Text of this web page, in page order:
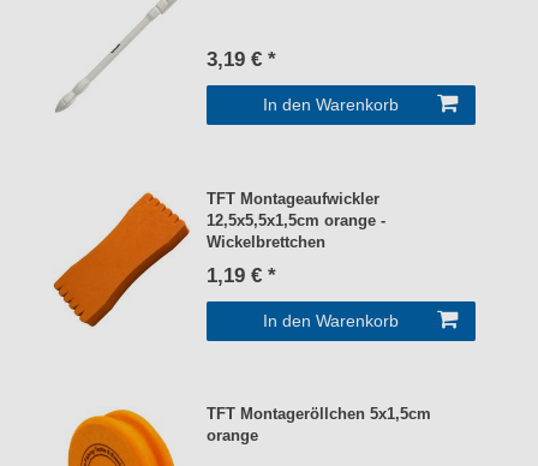
3,19 € *
In den Warenkorb
TFT Montageaufwickler
12,5x5,5x1,5cm orange -
Wickelbrettchen
1,19 € *
In den Warenkorb
TFT Montageröllchen 5x1,5cm
orange